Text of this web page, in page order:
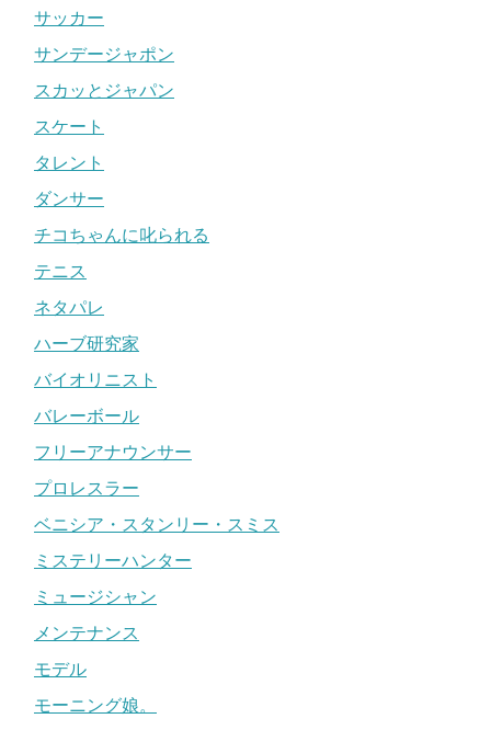
サッカー
サンデージャポン
スカッとジャパン
スケート
タレント
ダンサー
チコちゃんに叱られる
テニス
ネタパレ
ハーブ研究家
バイオリニスト
バレーボール
フリーアナウンサー
プロレスラー
ベニシア・スタンリー・スミス
ミステリーハンター
ミュージシャン
メンテナンス
モデル
モーニング娘。